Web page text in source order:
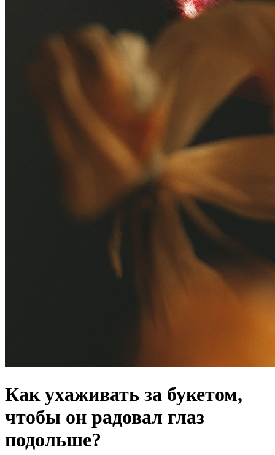
Как ухаживать за букетом,
чтобы он радовал глаз
подольше?